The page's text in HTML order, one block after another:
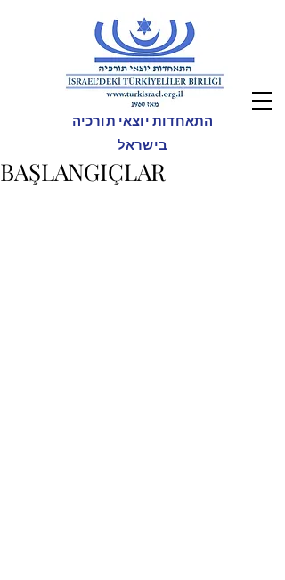
התאחדות יוצאי תורכיה
בישראל
BAŞLANGIÇLAR